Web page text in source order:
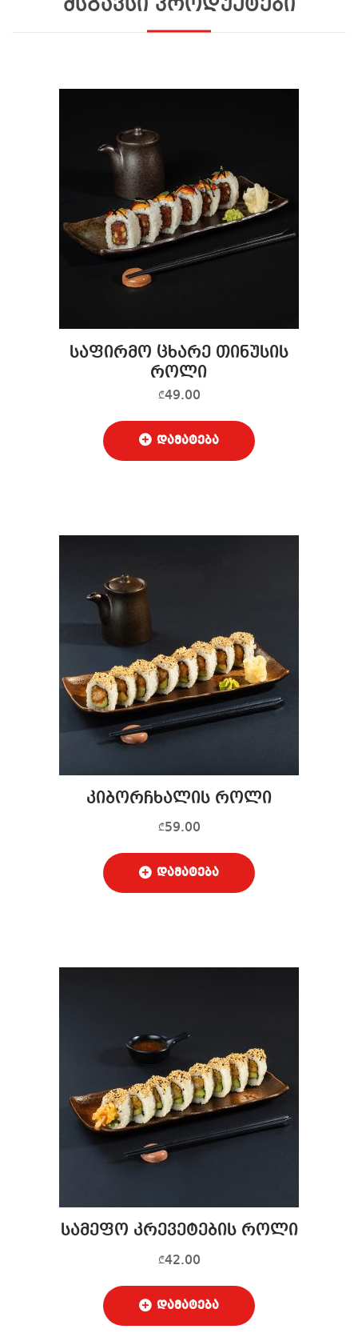
მსგავსი პროდუქტები
საფირმო ცხარე თინუსის
როლი
₾49.00
დამატება
კიბორჩხალის როლი
₾59.00
დამატება
სამეფო კრევეტების როლი
₾42.00
დამატება